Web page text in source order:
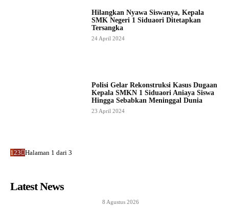
Hilangkan Nyawa Siswanya, Kepala
SMK Negeri 1 Siduaori Ditetapkan
Tersangka
24 April 2024
Polisi Gelar Rekonstruksi Kasus Dugaan
Kepala SMKN 1 Siduaori Aniaya Siswa
Hingga Sebabkan Meninggal Dunia
23 April 2024
123 Halaman 1 dari 3
Latest News
8 Agustus 2026